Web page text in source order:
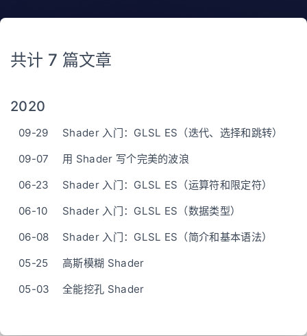
共计 7 篇文章
2020
09-29
Shader 入门：GLSL ES（迭代、选择和跳转）
09-07
用 Shader 写个完美的波浪
06-23
Shader 入门：GLSL ES（运算符和限定符）
06-10
Shader 入门：GLSL ES（数据类型）
06-08
Shader 入门：GLSL ES（简介和基本语法）
05-25
高斯模糊 Shader
05-03
全能挖孔 Shader